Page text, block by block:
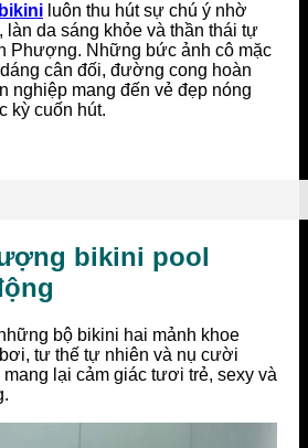
luôn thu hút sự chú ý nhờ
làn da sáng khỏe và thần thái tự
Phượng. Những bức ảnh cô mặc
cân đối, đường cong hoàn
nghiệp mang đến vẻ đẹp nóng
kỳ cuốn hút.
bikini pool
bộ bikini hai mảnh khoe
tư thế tự nhiên và nụ cười
lại cảm giác tươi trẻ, sexy và